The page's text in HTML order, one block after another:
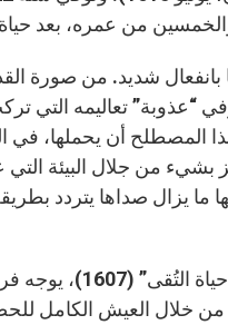
شديد. من صورة
“عذوبة” تعاليمه التي
المصطلح أن يحملها، في
بشيء من جلال البيئة
ما يزال صداها يتردد
إلى فيلوتي، المرسل
من خلال العيش الكامل